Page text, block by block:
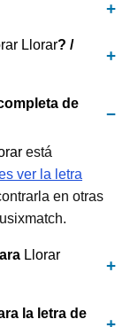
Llorar? /
de
está
ver la letra
en otras
Llorar
la letra de